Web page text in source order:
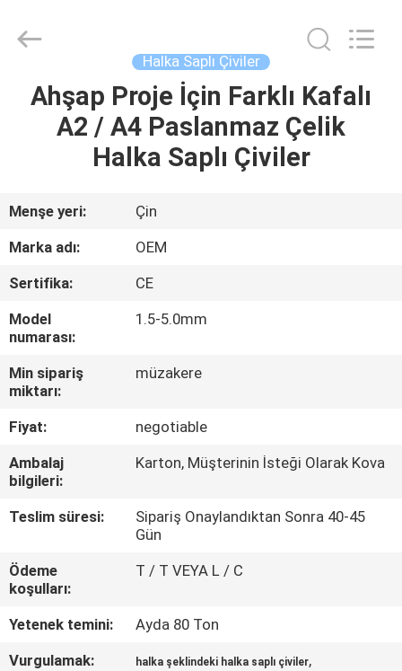
HAKKIMIZDA
FABRIKA
TURU
KALITE
KONTROL
BIZIMLE
ILETIŞIME
BIR
TEKLIF
ISTEĞI
Business
License.
Halka Saplı Çiviler
Ahşap Proje İçin Farklı Kafalı
A2 / A4 Paslanmaz Çelik
Halka Saplı Çiviler
Menşe yeri:
Çin
Marka adı:
OEM
Sertifika:
CE
Model
numarası:
1.5-5.0mm
Min sipariş
miktarı:
müzakere
Fiyat:
negotiable
Ambalaj
bilgileri:
Karton, Müşterinin İsteği Olarak Kova
Teslim süresi:
Sipariş Onaylandıktan Sonra 40-45
Gün
Ödeme
koşulları:
T / T VEYA L / C
Yetenek temini:
Ayda 80 Ton
Vurgulamak:
halka şeklindeki halka saplı çiviler,